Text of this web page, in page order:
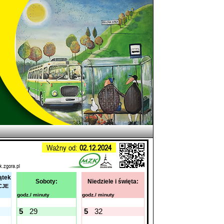
Ważny od: 02.12.2024
Soboty: Niedziele i święta:
godz./ minuty godz./ minuty
5 29 5 32